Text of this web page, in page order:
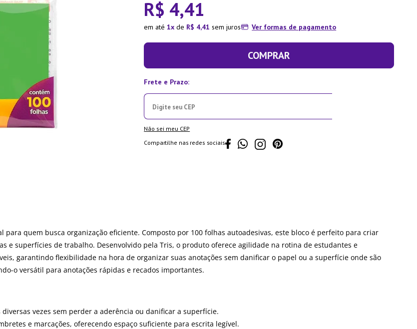
R$ 4,41
em até1 de R$ 4,41 sem juros Ver formas de pagamento
COMPRAR
Não sei meu CEP
Compartilhe nas redes sociais
para quem busca organização eficiente. Composto por 100 folhas autoadesivas, este bloco é perfeito para criar
e superfícies de trabalho. Desenvolvido pela Tris, o produto oferece agilidade na rotina de estudantes e
garantindo flexibilidade na hora de organizar suas anotações sem danificar o papel ou a superfície onde são
o versátil para anotações rápidas e recados importantes.
vezes sem perder a aderência ou danificar a superfície.
e marcações, oferecendo espaço suficiente para escrita legível.